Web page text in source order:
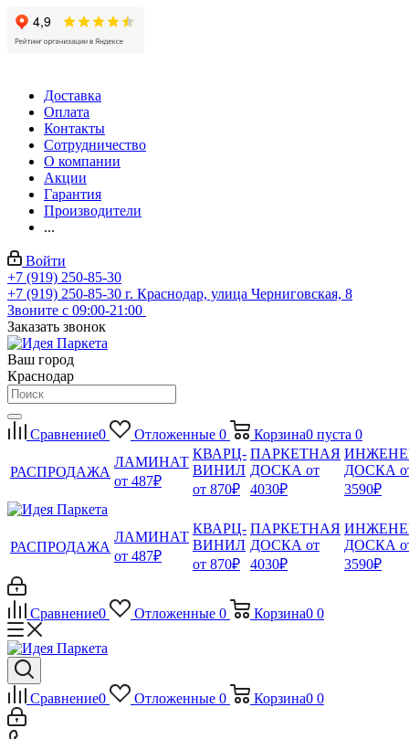
Доставка
Оплата
Контакты
Сотрудничество
О компании
Акции
Гарантия
Производители
...
Войти
+7 (919) 250-85-30
+7 (919) 250-85-30 г. Краснодар, улица Черниговская, 8
Звоните с 09:00-21:00
Заказать звонок
Ваш город
Краснодар
Сравнение0 Отложенные 0 Корзина0 пуста 0
РАСПРОДАЖА
ЛАМИНАТ
от 487₽
КВАРЦ-
ВИНИЛ
от 870₽
ПАРКЕТНАЯ
ДОСКА от
4030₽
ДОСКА
3590₽
РАСПРОДАЖА
ЛАМИНАТ
от 487₽
КВАРЦ-
ВИНИЛ
от 870₽
ПАРКЕТНАЯ
ДОСКА от
4030₽
ДОСКА
3590₽
Сравнение0 Отложенные 0 Корзина0 0
Сравнение0 Отложенные 0 Корзина0 0